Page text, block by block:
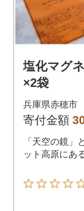
塩化マグ
×2袋
兵庫県赤穂市
寄付金額
「天空の鏡」
ット高原にあ